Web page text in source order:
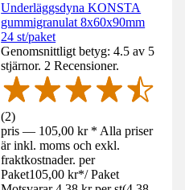
Underläggsdyna KONSTA
gummigranulat 8x60x90mm
24 st/paket
Genomsnittligt betyg: 4.5 av 5
stjärnor. 2 Recensioner.
(2)
pris — 105,00 kr * Alla priser
är inkl. moms och exkl.
fraktkostnader. per
Paket105,00 kr*/ Paket